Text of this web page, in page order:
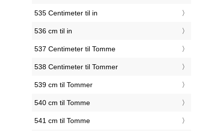
535 Centimeter til in
536 cm til in
537 Centimeter til Tomme
538 Centimeter til Tommer
539 cm til Tommer
540 cm til Tomme
541 cm til Tomme